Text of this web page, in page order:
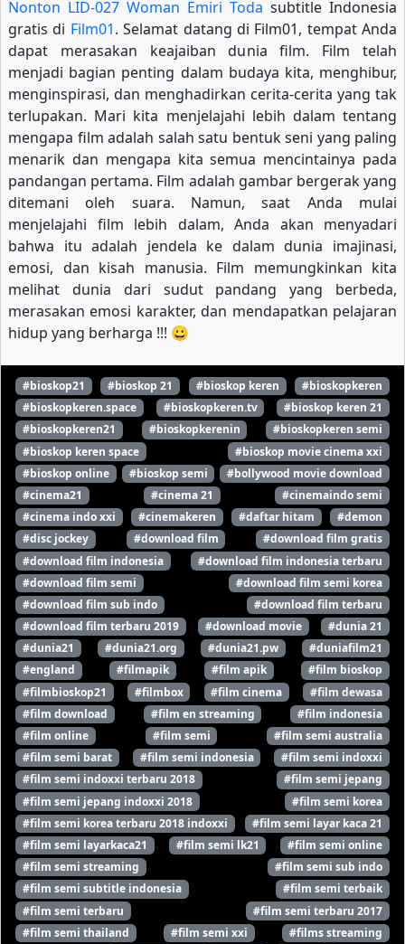
Nonton LID-027 Woman Emiri Toda subtitle Indonesia
gratis di Film01. Selamat datang di Film01, tempat Anda
dapat merasakan keajaiban dunia film. Film telah
menjadi bagian penting dalam budaya kita, menghibur,
menginspirasi, dan menghadirkan cerita-cerita yang tak
terlupakan. Mari kita menjelajahi lebih dalam tentang
mengapa film adalah salah satu bentuk seni yang paling
menarik dan mengapa kita semua mencintainya pada
pandangan pertama. Film adalah gambar bergerak yang
ditemani oleh suara. Namun, saat Anda mulai
menjelajahi film lebih dalam, Anda akan menyadari
bahwa itu adalah jendela ke dalam dunia imajinasi,
emosi, dan kisah manusia. Film memungkinkan kita
melihat dunia dari sudut pandang yang berbeda,
merasakan emosi karakter, dan mendapatkan pelajaran
hidup yang berharga !!! 😀
#bioskop21 #bioskop 21 #bioskop keren
#bioskopkeren
#bioskopkeren.space
#bioskopkeren.tv
#bioskop keren 21
#bioskopkeren21
#bioskopkerenin
#bioskopkeren semi
#bioskop keren space
#bioskop movie cinema xxi
#bioskop online
#bioskop semi
#bollywood movie download
#cinema21
#cinema 21
#cinemaindo semi
#cinema indo xxi
#cinemakeren #daftar hitam
#demon
#disc jockey
#download film
#download film gratis
#download film indonesia
#download film indonesia terbaru
#download film semi
#download film semi korea
#download film sub indo
#download film terbaru
#download film terbaru 2019
#download movie
#dunia 21
#dunia21
#dunia21.org #dunia21.pw
#duniafilm21
#england
#filmapik #film apik
#film bioskop
#filmbioskop21
#filmbox #film cinema
#film dewasa
#film download
#film en streaming
#film indonesia
#film online
#film semi
#film semi australia
#film semi barat
#film semi indonesia
#film semi indoxxi
#film semi indoxxi terbaru 2018
#film semi jepang
#film semi jepang indoxxi 2018
#film semi korea
#film semi korea terbaru 2018 indoxxi
#film semi layar kaca 21
#film semi layarkaca21
#film semi lk21
#film semi online
#film semi streaming
#film semi sub indo
#film semi subtitle indonesia
#film semi terbaik
#film semi terbaru
#film semi terbaru 2017
#film semi thailand
#film semi xxi
#films streaming